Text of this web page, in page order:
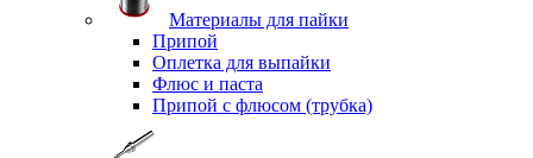
Материалы для пайки
Припой
Оплетка для выпайки
Флюс и паста
Припой с флюсом (трубка)